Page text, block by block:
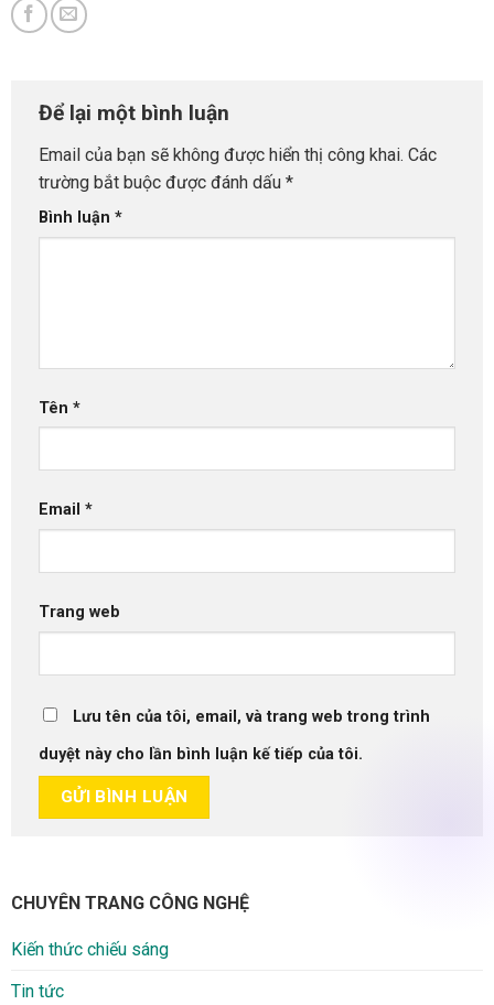
Để lại một bình luận
Email của bạn sẽ không được hiển thị công khai. Các
trường bắt buộc được đánh dấu *
Bình luận *
Tên *
Email *
Trang web
Lưu tên của tôi, email, và trang web trong trình
duyệt này cho lần bình luận kế tiếp của tôi.
CHUYÊN TRANG CÔNG NGHỆ
Kiến thức chiếu sáng
Tin tức